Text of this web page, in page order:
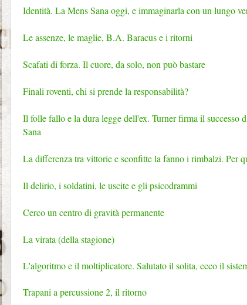
Identità. La Mens Sana oggi, e immaginarla con un lungo
Le assenze, le maglie, B.A. Baracus e i ritorni
Scafati di forza. Il cuore, da solo, non può bastare
Finali roventi, chi si prende la responsabilità?
Il folle fallo e la dura legge dell'ex. Turner firma il successo
Sana
La differenza tra vittorie e sconfitte la fanno i rimbalzi. Per
Il delirio, i soldatini, le uscite e gli psicodrammi
Cerco un centro di gravità permanente
La virata (della stagione)
L'algoritmo e il moltiplicatore. Salutato il solita, ecco il
Trapani a percussione 2, il ritorno